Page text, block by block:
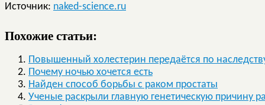
Источник: naked-science.ru
Похожие статьи:
Повышенный холестерин передаётся по
Почему ночью хочется есть
Найден способ борьбы с раком простаты
Ученые раскрыли главную генетическую причину